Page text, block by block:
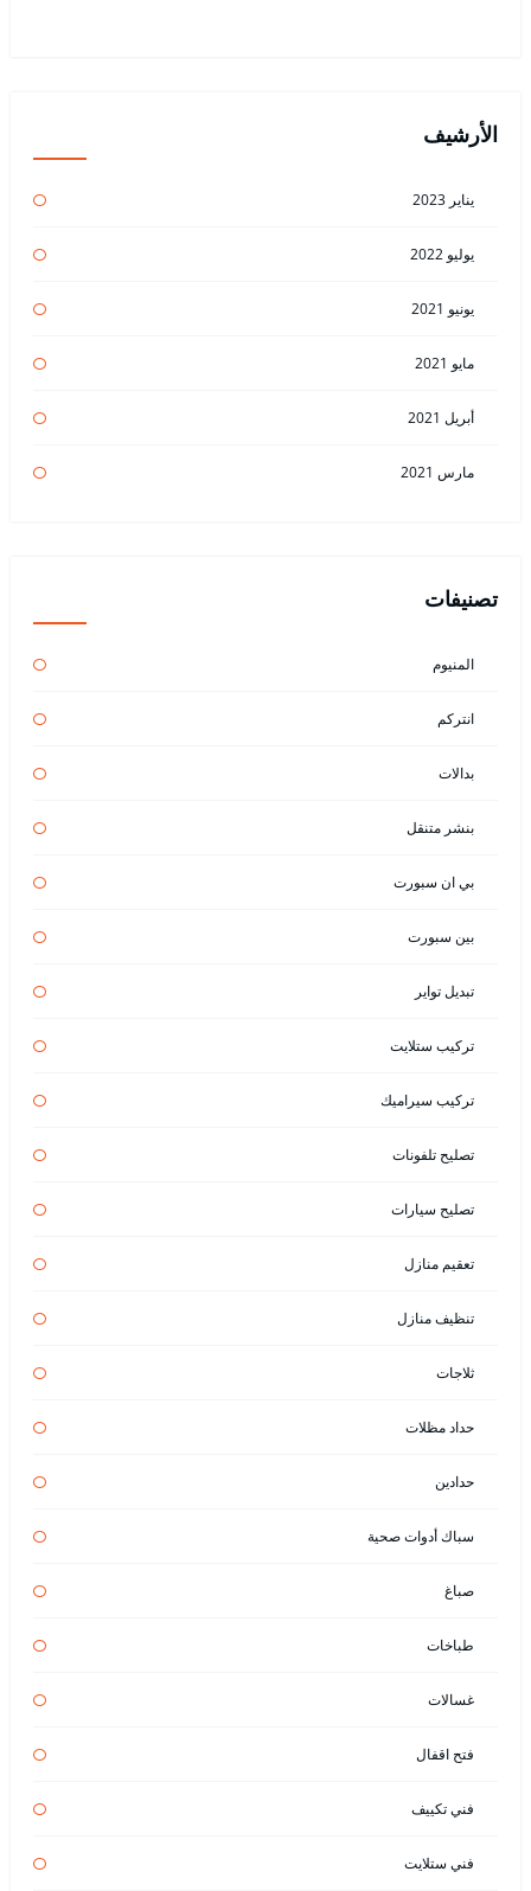
الأرشيف
يناير 2023
يوليو 2022
يونيو 2021
مايو 2021
أبريل 2021
مارس 2021
تصنيفات
المنيوم
انتركم
بدالات
بنشر متنقل
بي ان سبورت
بين سبورت
تبديل تواير
تركيب ستلايت
تركيب سيراميك
تصليح تلفونات
تصليح سيارات
تعقيم منازل
تنظيف منازل
ثلاجات
حداد مظلات
حدادين
سباك أدوات صحية
صباغ
طباخات
غسالات
فتح اقفال
فني تكييف
فني ستلايت